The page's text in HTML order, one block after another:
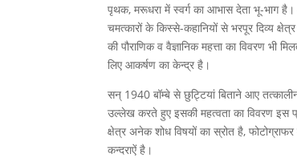
पृथक, मरूधरा में स्वर्ग का आभास देता भू-भाग
चमत्कारों के किस्से-कहानियों से भरपूर दिव्य
की पौराणिक व वैज्ञानिक महत्ता का विवरण भी
लिए आकर्षण का केन्द्र है।
सन् 1940 बॉम्बे से छुट्टियां बिताने आए
उल्लेख करते हुए इसकी महत्वता का विवरण इस
क्षेत्र अनेक शोध विषयों का स्रोत है,
कन्दराऐं है।